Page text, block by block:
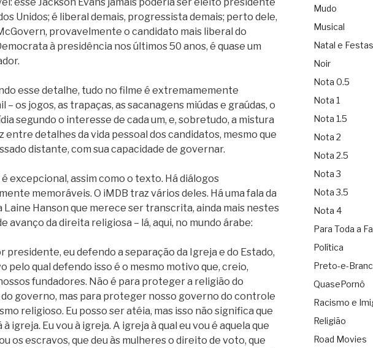
Unidos; é liberal demais, progressista demais; perto dele,
provavelmente o candidato mais liberal do
à presidência nos últimos 50 anos, é quase um
esse detalhe, tudo no filme é extremamemente
– os jogos, as trapaças, as sacanagens miúdas e graúdas, o
segundo o interesse de cada um, e, sobretudo, a mistura
entre detalhes da vida pessoal dos candidatos, mesmo que
distante, com sua capacidade de governar.
excepcional, assim como o texto. Há diálogos
memoráveis. O iMDB traz vários deles. Há uma fala da
Laine Hanson que merece ser transcrita, ainda mais nestes
avanço da direita religiosa – lá, aqui, no mundo árabe:
presidente, eu defendo a separação da Igreja e do Estado,
pelo qual defendo isso é o mesmo motivo que, creio,
fundadores. Não é para proteger a religião do
governo, mas para proteger nosso governo do controle
religioso. Eu posso ser atéia, mas isso não significa que
à igreja. Eu vou à igreja. A igreja à qual eu vou é aquela que
os escravos, que deu às mulheres o direito de voto, que
Mudo
Musical
Natal e Festas
Noir
Nota 0.5
Nota 1
Nota 1.5
Nota 2
Nota 2.5
Nota 3
Nota 3.5
Nota 4
Para Toda a
Política
Preto-e-
QuasePornô
Racismo e
Religião
Road Movies